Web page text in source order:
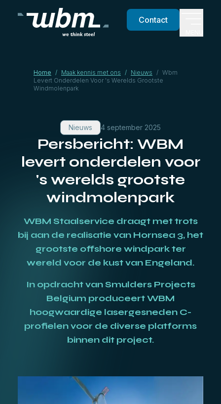
Contact
Home / Maak kennis met ons / Nieuws / Wbm
Levert Onderdelen Voor 's Werelds Grootste
Windmolenpark
Nieuws 4 september 2025
Persbericht: WBM
levert onderdelen voor
's werelds grootste
windmolenpark
WBM Staalservice draagt met trots
bij aan de realisatie van Hornsea 3, het
grootste offshore windpark ter
wereld voor de kust van Engeland.
In opdracht van Smulders Projects
Belgium produceert WBM
hoogwaardige lasergesneden C-
profielen voor de diverse platforms
binnen dit project.